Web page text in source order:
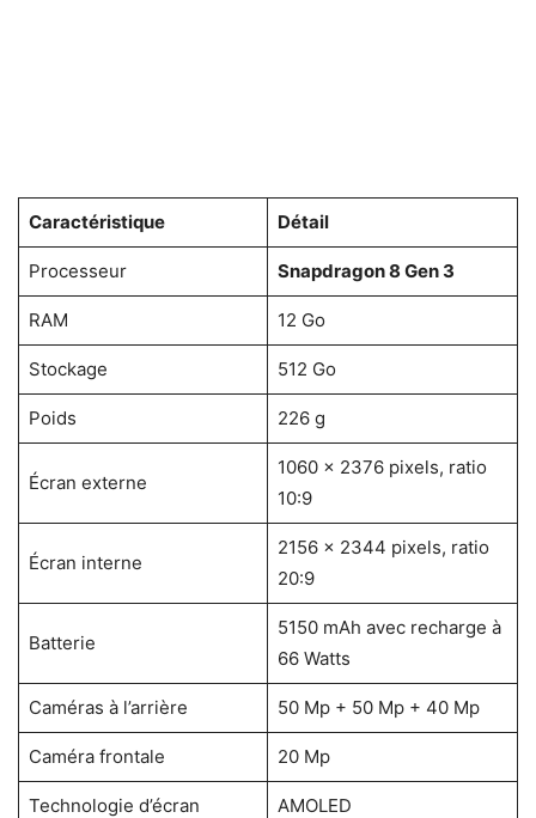
Caractéristique Détail
Processeur Snapdragon 8 Gen 3
RAM 12 Go
Stockage 512 Go
Poids 226 g
Écran externe
1060 × 2376 pixels, ratio
10:9
Écran interne
2156 × 2344 pixels, ratio
20:9
Batterie
5150 mAh avec recharge à
66 Watts
Caméras à l’arrière 50 Mp + 50 Mp + 40 Mp
Caméra frontale 20 Mp
Technologie d’écran AMOLED